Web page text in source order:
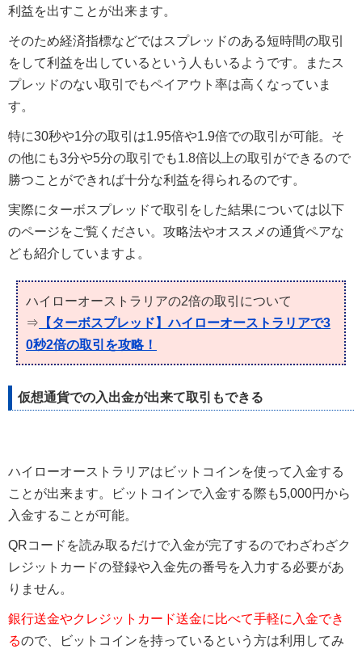
利益を出すことが出来ます。
そのため経済指標などではスプレッドのある短時間の取引
をして利益を出しているという人もいるようです。またス
プレッドのない取引でもペイアウト率は高くなっていま
す。
特に30秒や1分の取引は1.95倍や1.9倍での取引が可能。そ
の他にも3分や5分の取引でも1.8倍以上の取引ができるので
勝つことができれば十分な利益を得られるのです。
実際にターボスプレッドで取引をした結果については以下
のページをご覧ください。攻略法やオススメの通貨ペアな
ども紹介していますよ。
ハイローオーストラリアの2倍の取引について
⇒ 【ターボスプレッド】ハイローオーストラリアで3
0秒2倍の取引を攻略！
仮想通貨での入出金が出来て取引もできる
ハイローオーストラリアはビットコインを使って入金する
ことが出来ます。ビットコインで入金する際も5,000円から
入金することが可能。
QRコードを読み取るだけで入金が完了するのでわざわざク
レジットカードの登録や入金先の番号を入力する必要があ
りません。
銀行送金やクレジットカード送金に比べて手軽に入金でき
るので、ビットコインを持っているという方は利用してみ